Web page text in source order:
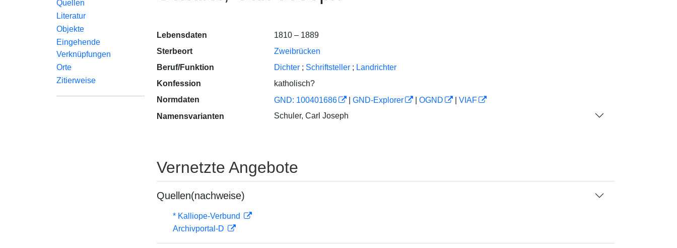
Quellen
Literatur
Objekte
Eingehende
Verknüpfungen
Orte
Zitierweise
Lebensdaten
1810 – 1889
Sterbeort
Zweibrücken
Beruf/Funktion
Dichter ; Schriftsteller ; Landrichter
Konfession
katholisch?
Normdaten
GND: 100401686 GND-Explorer OGND
VIAF
Namensvarianten
Schuler, Carl Joseph
Vernetzte Angebote
Quellen(nachweise)
* Kalliope-Verbund
Archivportal-D